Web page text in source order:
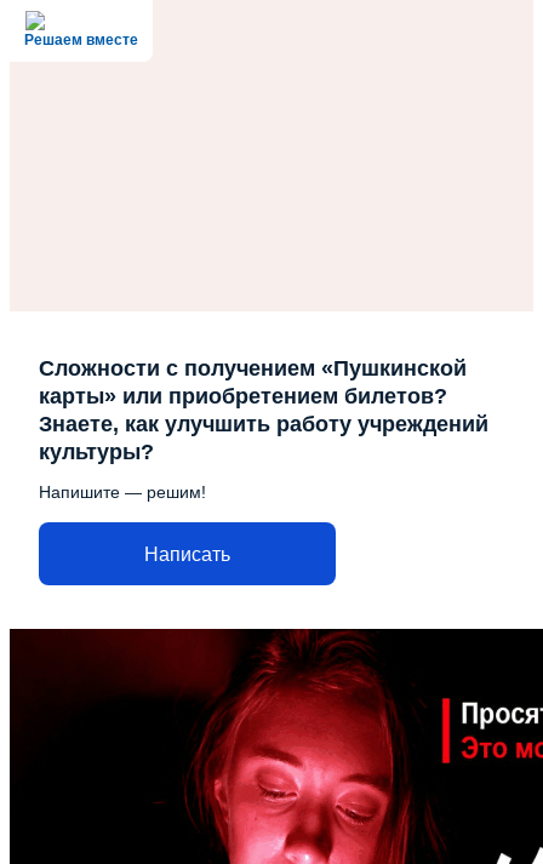
Решаем вместе
Сложности с получением «Пушкинской
карты» или приобретением билетов?
Знаете, как улучшить работу учреждений
культуры?
Напишите — решим!
Написать